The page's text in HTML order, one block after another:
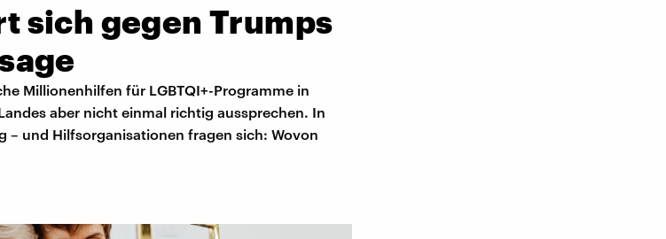
sich gegen Trumps
Millionenhilfen für LGBTQI+-Programme in
aber nicht einmal richtig aussprechen. In
– und Hilfsorganisationen fragen sich: Wovon